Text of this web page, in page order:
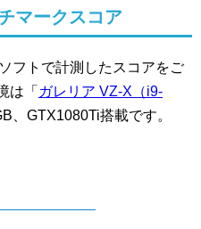
マークスコア
フトで計測したスコアをご
は「 ガレリア VZ-X（i9-
、GTX1080Ti搭載です。